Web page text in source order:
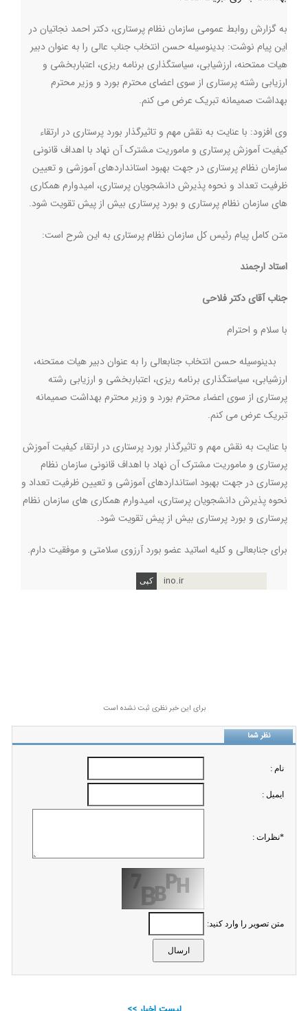
به گزارش روابط عمومی سازمان نظام پرستاری، دکتر احمد نجاتیان در
این پیام نوشت: بدینوسیله حسن انتخاب جناب عالی را به عنوان دبیر
هیات ممتحنه، ارزشیابی، سیاستگذاری برنامه ریزی، اعتباربخشی و
ارزیابی رشته پرستاری از سوی اعضای محترم بورد و وزیر محترم
بهداشت صمیمانه تبریک عرض می کنم.
وی افزود: با عنایت به نقش مهم و تاثیرگذار بورد پرستاری در ارتقاء
کیفیت آموزش پرستاری و ماموریت مشترک آن نهاد با اهداف قانونی
سازمان نظام پرستاری در جهت بهبود استانداردهای آموزشی و تعیین
ظرفیت تعداد و نحوه پذیرش دانشجویان پرستاری، امیدوارم همکاری
های سازمان نظام پرستاری و بورد پرستاری بیش از پیش تقویت شود.
متن کامل پیام رئیس کل سازمان نظام پرستاری به این شرح است:
استاد ارجمند
جناب آقای دکتر فلاحی
با سلام و احترام
بدینوسیله حسن انتخاب جنابعالی را به عنوان دبیر هیات ممتحنه،
ارزشیابی، سیاستگذاری برنامه ریزی، اعتباربخشی و ارزیابی رشته
پرستاری از سوی اعضاء محترم بورد و وزیر محترم بهداشت صمیمانه
تبریک عرض می کنم.
با عنایت به نقش مهم و تاثیرگذار بورد پرستاری در ارتقاء کیفیت آموزش
پرستاری و ماموریت مشترک آن نهاد با اهداف قانونی سازمان نظام
پرستاری در جهت بهبود استانداردهای آموزشی و تعیین ظرفیت تعداد و
نحوه پذیرش دانشجویان پرستاری، امیدوارم همکاری های سازمان نظام
پرستاری و بورد پرستاری بیش از پیش تقویت شود.
برای جنابعالی و کلیه اساتید عضو بورد آرزوی سلامتی و موفقیت دارم.
ino.ir
برای این خبر نظری ثبت نشده است
نظر شما
نام :
ايميل :
*نظرات :
متن تصویر را وارد کنید: